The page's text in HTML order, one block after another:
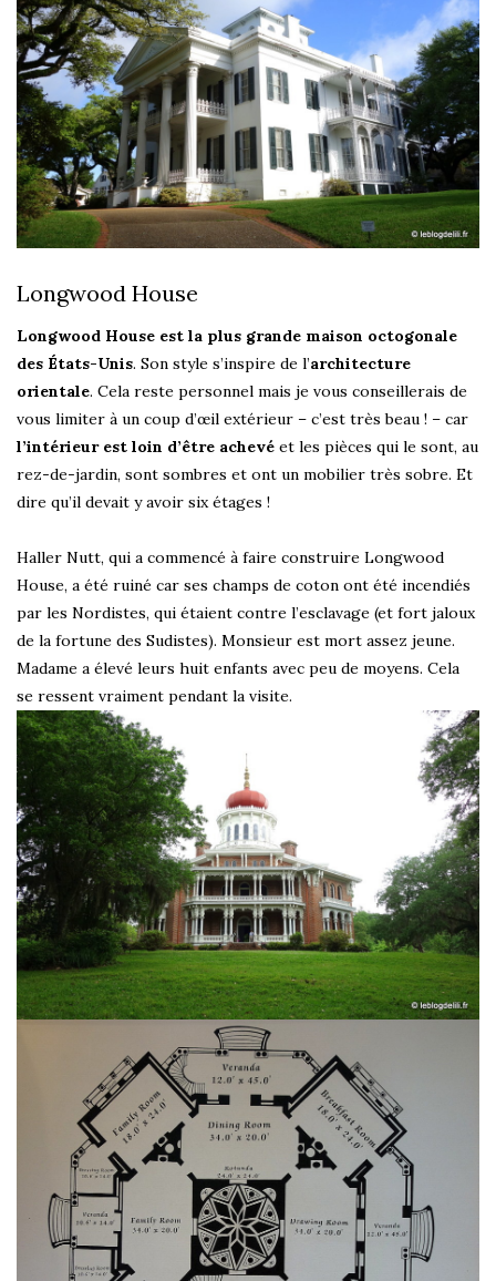
Longwood House
Longwood House est la plus grande maison octogonale
des États-Unis. Son style s’inspire de l’architecture
orientale. Cela reste personnel mais je vous conseillerais de
vous limiter à un coup d’œil extérieur – c’est très beau ! – car
l’intérieur est loin d’être achevé et les pièces qui le sont, au
rez-de-jardin, sont sombres et ont un mobilier très sobre. Et
dire qu’il devait y avoir six étages !
Haller Nutt, qui a commencé à faire construire Longwood
House, a été ruiné car ses champs de coton ont été incendiés
par les Nordistes, qui étaient contre l’esclavage (et fort jaloux
de la fortune des Sudistes). Monsieur est mort assez jeune.
Madame a élevé leurs huit enfants avec peu de moyens. Cela
se ressent vraiment pendant la visite.